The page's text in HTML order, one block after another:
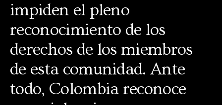
impiden el pleno
reconocimiento de los
derechos de los miembros
de esta comunidad. Ante
todo, Colombia reconoce